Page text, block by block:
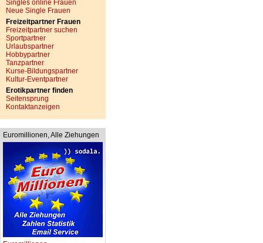
Singles online Frauen
Neue Single Frauen
Freizeitpartner Frauen
Freizeitpartner suchen
Sportpartner
Urlaubspartner
Hobbypartner
Tanzpartner
Kurse-Bildungspartner
Kultur-Eventpartner
Erotikpartner finden
Seitensprung
Kontaktanzeigen
Euromillionen, Alle Ziehungen